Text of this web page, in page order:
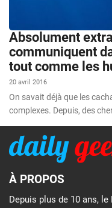
Absolument
communiquent
tout comme les
20 avril 2016
On savait déjà que les
complexes. Depuis, des
À PROPOS
Depuis plus de 10 ans,